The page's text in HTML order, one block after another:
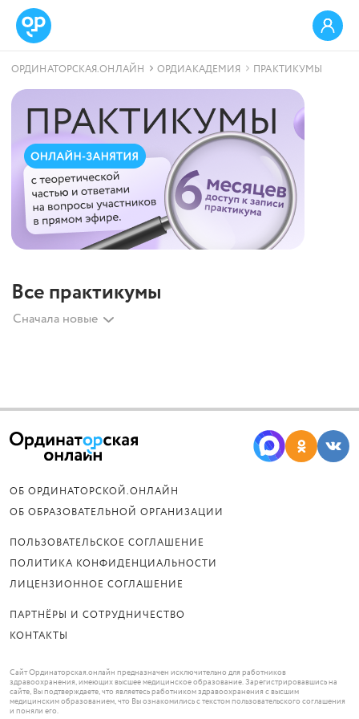
ОРДИНАТОРСКАЯ.ОНЛАЙН ОРДИАКАДЕМИЯ ПРАКТИКУМЫ
Все практикумы
Сначала новые
ОБ ОРДИНАТОРСКОЙ.ОНЛАЙН
ОБ ОБРАЗОВАТЕЛЬНОЙ ОРГАНИЗАЦИИ
ПОЛЬЗОВАТЕЛЬСКОЕ СОГЛАШЕНИЕ
ПОЛИТИКА КОНФИДЕНЦИАЛЬНОСТИ
ЛИЦЕНЗИОННОЕ СОГЛАШЕНИЕ
ПАРТНЁРЫ И СОТРУДНИЧЕСТВО
КОНТАКТЫ
Сайт Ординаторская.онлайн предназначен исключительно для работников
здравоохранения, имеющих высшее медицинское образование. Зарегистрировавшись на
сайте, Вы подтверждаете, что являетесь работником здравоохранения с высшим
медицинским образованием, что Вы ознакомились с текстом пользовательского соглашения
и поняли его.